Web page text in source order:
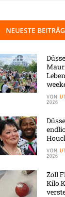
NEUESTE
VON
2026
VON
2026
Zoll
Kilo